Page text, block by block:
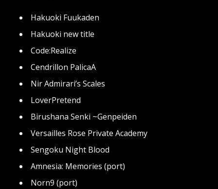
Hakuoki Fuukaden
Hakuoki new title
Code:Realize
Cendrillon PalicaA
Nir Admirari’s Scales
LoverPretend
Birushana Senki ~Genpeiden
Versailles Rose Private Academy
Sengoku Night Blood
Amnesia: Memories (port)
Norn9 (port)